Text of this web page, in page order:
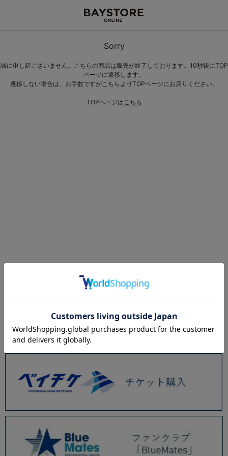
Sorry
誠に申し訳ございません。こちらの商品は販売が終了しております。10秒後にTOP
ページに遷移します。
遷移しない場合は、お手数ですがこちらよりTOPページにお戻りください。
TOPページはこちら